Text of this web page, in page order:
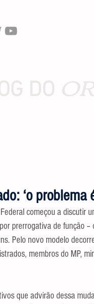
‘o problema
começou a discutir
prerrogativa de função
Pelo novo modelo
membros do MP,
que advirão dessa